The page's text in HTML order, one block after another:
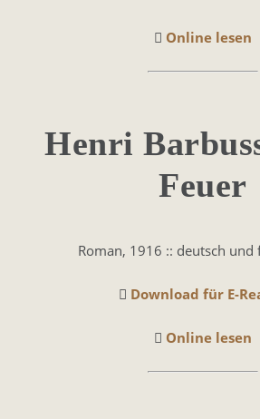
Online lesen
Henri
Feuer
Roman, 1916 :: deutsch und
Download für E-
Online lesen